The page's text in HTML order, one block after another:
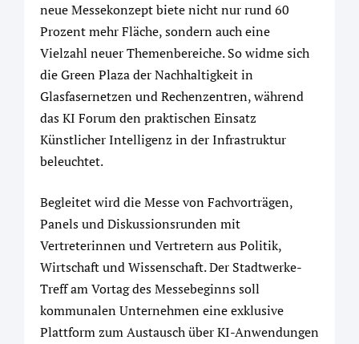
neue Messekonzept biete nicht nur rund 60
Prozent mehr Fläche, sondern auch eine
Vielzahl neuer Themenbereiche. So widme sich
die Green Plaza der Nachhaltigkeit in
Glasfasernetzen und Rechenzentren, während
das KI Forum den praktischen Einsatz
Künstlicher Intelligenz in der Infrastruktur
beleuchtet.
Begleitet wird die Messe von Fachvorträgen,
Panels und Diskussionsrunden mit
Vertreterinnen und Vertretern aus Politik,
Wirtschaft und Wissenschaft. Der Stadtwerke-
Treff am Vortag des Messebeginns soll
kommunalen Unternehmen eine exklusive
Plattform zum Austausch über KI-Anwendungen